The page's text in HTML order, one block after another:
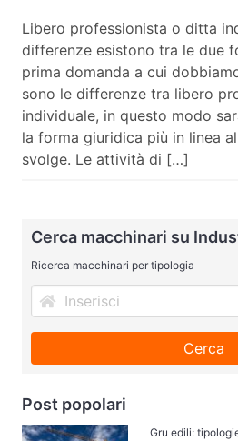
Libero professionista o ditta
differenze esistono tra le due
prima domanda a cui
sono le differenze tra libero
individuale, in questo modo
la forma giuridica più in linea
svolge. Le attività di […]
Cerca macchinari su
Ricerca macchinari per tipologia
Cerca
Post popolari
Gru edili: